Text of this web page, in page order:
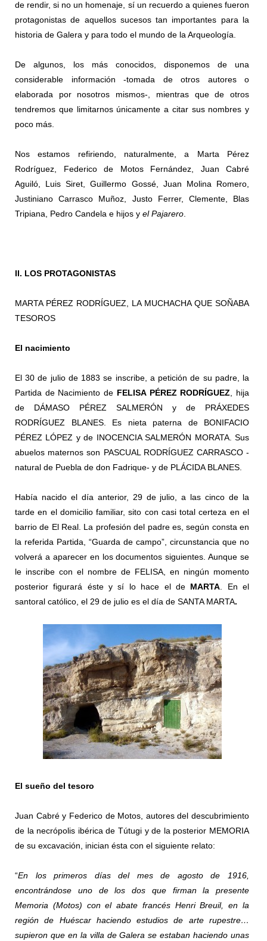
de rendir, si no un homenaje, sí un recuerdo a quienes fueron
protagonistas de aquellos sucesos tan importantes para la
historia de Galera y para todo el mundo de la Arqueología.
De algunos, los más conocidos, disponemos de una
considerable información -tomada de otros autores o
elaborada por nosotros mismos-, mientras que de otros
tendremos que limitarnos únicamente a citar sus nombres y
poco más.
Nos estamos refiriendo, naturalmente, a Marta Pérez
Rodríguez, Federico de Motos Fernández, Juan Cabré
Aguiló, Luis Siret, Guillermo Gossé, Juan Molina Romero,
Justiniano Carrasco Muñoz, Justo Ferrer, Clemente, Blas
Tripiana, Pedro Candela e hijos y el Pajarero
II. LOS PROTAGONISTAS
MARTA PÉREZ RODRÍGUEZ, LA MUCHACHA QUE SOÑABA
TESOROS
El nacimiento
El 30 de julio de 1883 se inscribe, a petición de su padre, la
Partida de Nacimiento de FELISA PÉREZ RODRÍGUEZ , hija
de DÁMASO PÉREZ SALMERÓN y de PRÁXEDES
RODRÍGUEZ BLANES. Es nieta paterna de BONIFACIO
PÉREZ LÓPEZ y de INOCENCIA SALMERÓN MORATA. Sus
abuelos maternos son PASCUAL RODRÍGUEZ CARRASCO -
natural de Puebla de don Fadrique- y de PLÁCIDA BLANES.
Había nacido el día anterior, 29 de julio, a las cinco de la
tarde en el domicilio familiar, sito con casi total certeza en el
barrio de El Real. La profesión del padre es, según consta en
la referida Partida, “Guarda de campo”, circunstancia que no
volverá a aparecer en los documentos siguientes. Aunque se
le inscribe con el nombre de FELISA, en ningún momento
posterior figurará éste y sí lo hace el de MARTA . En el
santoral católico, el 29 de julio es el día de SANTA MARTA.
El sueño del tesoro
Juan Cabré y Federico de Motos, autores del descubrimiento
de la necrópolis ibérica de Tútugi y de la posterior MEMORIA
de su excavación, inician ésta con el siguiente relato:
“En los primeros días del mes de agosto de 1916,
encontrándose uno de los dos que firman la presente
Memoria (Motos) con el abate francés Henri Breuil, en la
región de Huéscar haciendo estudios de arte rupestre…
supieron que en la villa de Galera se estaban haciendo unas